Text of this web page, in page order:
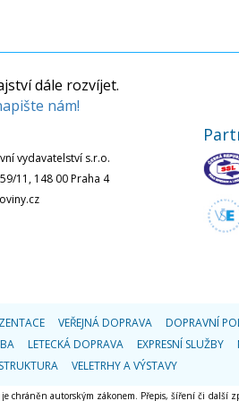
dále rozvíjet.
nám!
vydavatelství s.r.o.
11, 148 00 Praha 4
VEŘEJNÁ DOPRAVA DOPRAVNÍ
LETECKÁ DOPRAVA EXPRESNÍ SLUŽBY
VELETRHY A VÝSTAVY
je chráněn autorským zákonem. Přepis, šíření či